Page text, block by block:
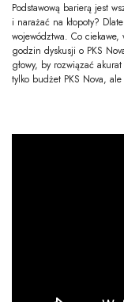
Podstawową barierą jest
i narażać na kłopoty?
województwa. Co
godzin dyskusji o PKS
głowy, by rozwiązać
tylko budżet PKS Nova,